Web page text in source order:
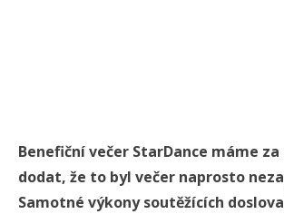
Benefiční večer StarDance máme
dodat, že to byl večer naprosto
Samotné výkony soutěžících